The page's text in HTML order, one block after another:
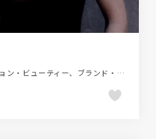
エレガント、シンプル、ファッション・ビューティー、ブランド・サービスサイト、ホワイト系、モーション多め、大きめ写真、飲食店・グルメ・ウェディング